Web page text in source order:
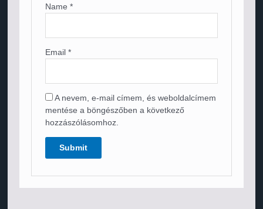
Name*
Email*
A nevem, e-mail címem, és weboldalcímem
mentése a böngészőben a következő
hozzászólásomhoz.